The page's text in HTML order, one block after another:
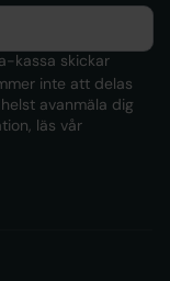
kassa skickar
inte att delas
avanmäla dig
läs vår